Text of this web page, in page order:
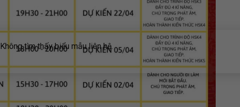
Không tìm thấy biểu mẫu liên hệ.